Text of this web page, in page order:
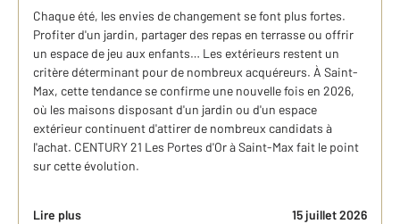
Chaque été, les envies de changement se font plus fortes.
Profiter d'un jardin, partager des repas en terrasse ou offrir
un espace de jeu aux enfants… Les extérieurs restent un
critère déterminant pour de nombreux acquéreurs. À Saint-
Max, cette tendance se confirme une nouvelle fois en 2026,
où les maisons disposant d'un jardin ou d'un espace
extérieur continuent d'attirer de nombreux candidats à
l'achat. CENTURY 21 Les Portes d'Or à Saint-Max fait le point
sur cette évolution.
Lire plus 15 juillet 2026